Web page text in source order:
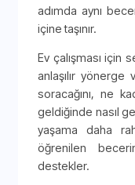
adımda aynı
içine taşınır.
Ev çalışması için
anlaşılır
soracağını, ne
geldiğinde nasıl
yaşama daha
öğrenilen
destekler.